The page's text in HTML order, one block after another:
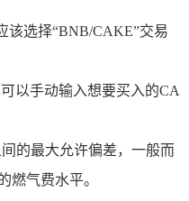
该选择“BNB/CAKE”交易
以手动输入想要买入的CA
的最大允许偏差，一般而
燃气费水平。